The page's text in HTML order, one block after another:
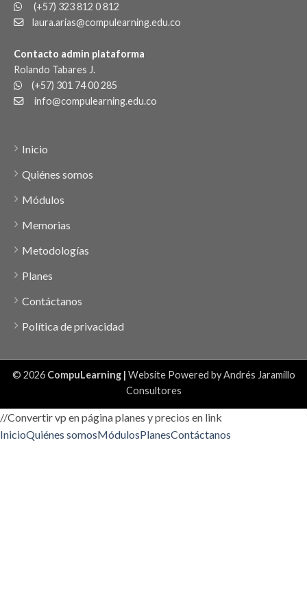
(+57) 323 812 0 812
laura.arias@compulearning.edu.co
Contacto admin plataforma
Rolando Tabares J.
(+57) 301 74 00 285
info@compulearning.edu.co
Inicio
Quiénes somos
Módulos
Memorias
Metodologías
Planes
Contáctanos
Política de privacidad
© 2026 CompuLearning | Website Powered byAndrés Jaramillo
Consultores
//Convertir vp en página planes y precios en link
InicioQuiénes somosMódulosPlanesContáctanos